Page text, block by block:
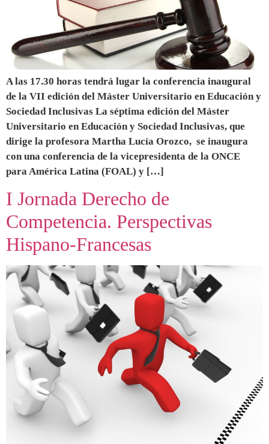
A las 17.30 horas tendrá lugar la conferencia inaugural
de la VII edición del Máster Universitario en Educación y
Sociedad Inclusivas La séptima edición del Máster
Universitario en Educación y Sociedad Inclusivas, que
dirige la profesora Martha Lucía Orozco, se inaugura
con una conferencia de la vicepresidenta de la ONCE
para América Latina (FOAL) y […]
I Jornada Derecho de
Competencia. Perspectivas
Hispano-Francesas